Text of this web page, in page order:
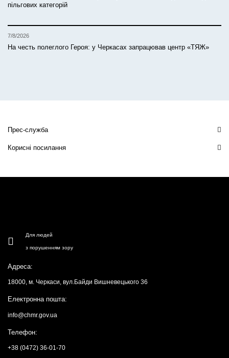
пільгових категорій
7/8/2026
На честь полеглого Героя: у Черкасах запрацював центр «ТЯЖ»
Прес-служба
Корисні посилання
Для людей
з порушенням зору
Адреса:
18000, м. Черкаси, вул.Байди Вишневецького 36
Електронна пошта:
info@chmr.gov.ua
Телефон:
+38 (0472) 36-01-70